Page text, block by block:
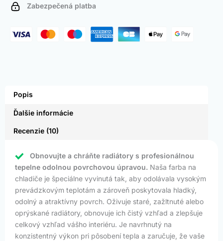
Zabezpečená platba
Popis
Ďalšie informácie
Recenzie (10)
Obnovujte a chráňte radiátory s profesionálnou
tepelne odolnou povrchovou úpravou. Naša farba na
chladiče je špeciálne vyvinutá tak, aby odolávala vysokým
prevádzkovým teplotám a zároveň poskytovala hladký,
odolný a atraktívny povrch. Oživuje staré, zažltnuté alebo
oprýskané radiátory, obnovuje ich čistý vzhľad a zlepšuje
celkový vzhľad vášho interiéru. Je navrhnutý na
konzistentný výkon pri pôsobení tepla a zaručuje, že vaše